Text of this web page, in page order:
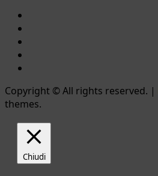
Copyright © All rights reserved. |
themes.
Chiudi